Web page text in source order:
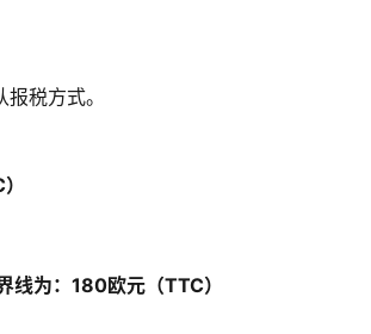
税方式。
为：180欧元（TTC）